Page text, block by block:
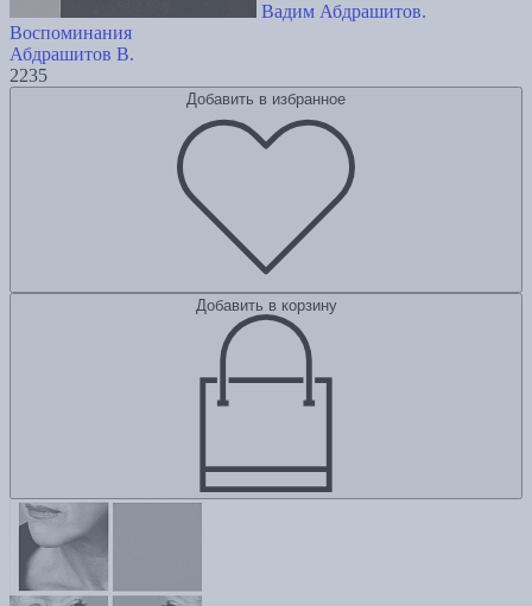
Вадим Абдрашитов.
Воспоминания
Абдрашитов В.
2235
Добавить в избранное
Добавить в корзину